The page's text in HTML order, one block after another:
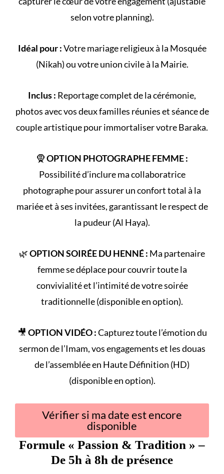
selon votreplanning).
Idéal pour :Votremariage religieuxà la Mosquée
(Nikah) ou votreunion civileà la Mairie.
Inclus : Reportage complet de lacérémonie,
photos avec vos deux familles réunies et séance de
couple artistique pour immortaliser votre Baraka.
🧕OPTION PHOTOGRAPHE FEMME :
Possibilité d’inclure ma collaboratrice
photographe pour assurer un confort total à la
mariée et à ses invitées, garantissant le respect de
la pudeur (Al Haya).
🌿OPTION SOIRÉE DU HENNÉ : Ma partenaire
femme se déplace pour couvrir toute la
convivialité et l’intimité de votresoirée
traditionnelle(disponible en option).
🎥 OPTION VIDÉO :Capturez toute l’émotion du
sermon de l’Imam, vos engagements et les douas
de l’assemblée en Haute Définition (HD)
(disponible en option).
Vérifier si ma date est encore
disponible
Formule « Passion & Tradition » –
De 5h à 8h de présence